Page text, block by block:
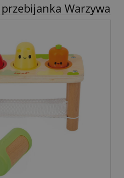
Warzywa